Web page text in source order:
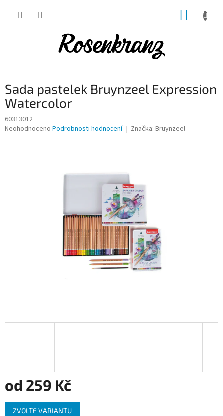
Sada pastelek Bruynzeel Expression
Watercolor
60313012
Průměrné
Neohodnoceno Podrobnosti hodnocení Značka: Bruynzeel
od 259 Kč
Měrná
cena:
ZVOLTE VARIANTU